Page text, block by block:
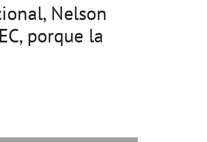
Nelson
porque la